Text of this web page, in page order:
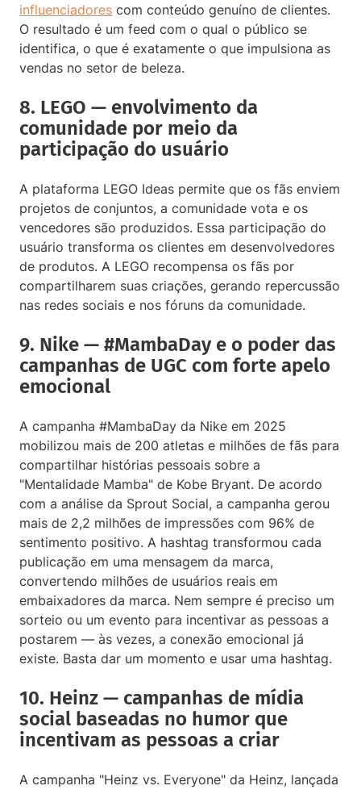
influenciadores com conteúdo genuíno de clientes.
O resultado é um feed com o qual o público se
identifica, o que é exatamente o que impulsiona as
vendas no setor de beleza.
8. LEGO — envolvimento da
comunidade por meio da
participação do usuário
A plataforma LEGO Ideas permite que os fãs enviem
projetos de conjuntos, a comunidade vota e os
vencedores são produzidos. Essa participação do
usuário transforma os clientes em desenvolvedores
de produtos. A LEGO recompensa os fãs por
compartilharem suas criações, gerando repercussão
nas redes sociais e nos fóruns da comunidade.
9. Nike — #MambaDay e o poder das
campanhas de UGC com forte apelo
emocional
A campanha #MambaDay da Nike em 2025
mobilizou mais de 200 atletas e milhões de fãs para
compartilhar histórias pessoais sobre a
"Mentalidade Mamba" de Kobe Bryant. De acordo
com a análise da Sprout Social, a campanha gerou
mais de 2,2 milhões de impressões com 96% de
sentimento positivo. A hashtag transformou cada
publicação em uma mensagem da marca,
convertendo milhões de usuários reais em
embaixadores da marca. Nem sempre é preciso um
sorteio ou um evento para incentivar as pessoas a
postarem — às vezes, a conexão emocional já
existe. Basta dar um momento e usar uma hashtag.
10. Heinz — campanhas de mídia
social baseadas no humor que
incentivam as pessoas a criar
A campanha "Heinz vs. Everyone" da Heinz, lançada